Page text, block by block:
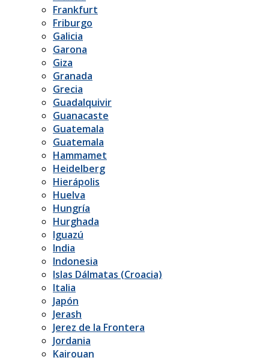
Frankfurt
Friburgo
Galicia
Garona
Giza
Granada
Grecia
Guadalquivir
Guanacaste
Guatemala
Guatemala
Hammamet
Heidelberg
Hierápolis
Huelva
Hungría
Hurghada
Iguazú
India
Indonesia
Islas Dálmatas (Croacia)
Italia
Japón
Jerash
Jerez de la Frontera
Jordania
Kairouan